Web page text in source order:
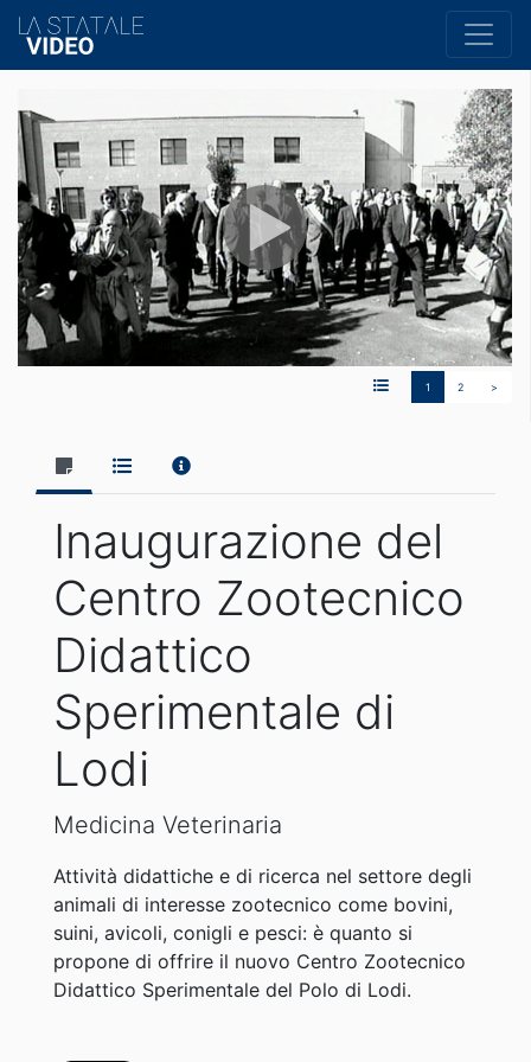
1 2 >
Inaugurazione del
Centro Zootecnico
Didattico
Sperimentale di
Lodi
Medicina Veterinaria
Attività didattiche e di ricerca nel settore degli
animali di interesse zootecnico come bovini,
suini, avicoli, conigli e pesci: è quanto si
propone di offrire il nuovo Centro Zootecnico
Didattico Sperimentale del Polo di Lodi.